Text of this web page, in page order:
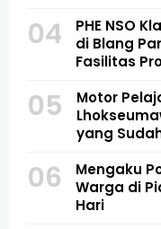
04
PHE NSO
di Blang
Fasilitas
05
Motor
yang
06
Mengaku
Warga di
Hari